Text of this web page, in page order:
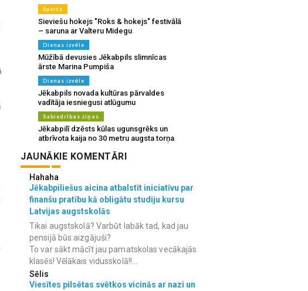
Sports
Sieviešu hokejs "Roks & hokejs" festivālā
– saruna ar Valteru Midegu
Dienas izvēle
Mūžībā devusies Jēkabpils slimnīcas
ārste Marina Pumpiša
Dienas izvēle
Jēkabpils novada kultūras pārvaldes
vadītāja iesniegusi atlūgumu
Sabiedrības ziņas
Jēkabpilī dzēsts kūlas ugunsgrēks un
atbrīvota kaija no 30 metru augsta torņa
JAUNĀKIE KOMENTĀRI
Hahaha
Jēkabpiliešus aicina atbalstīt iniciatīvu par
finanšu pratību kā obligātu studiju kursu
Latvijas augstskolās
Tikai augstskolā? Varbūt labāk tad, kad jau
pensijā būs aizgājuši?
To var sākt mācīt jau pamatskolas vecākajās
klasēs! Vēlākais vidusskolā!!...
Sēlis
Viesītes pilsētas svētkos vicinās ar nazi un